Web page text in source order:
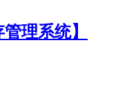
理系统】